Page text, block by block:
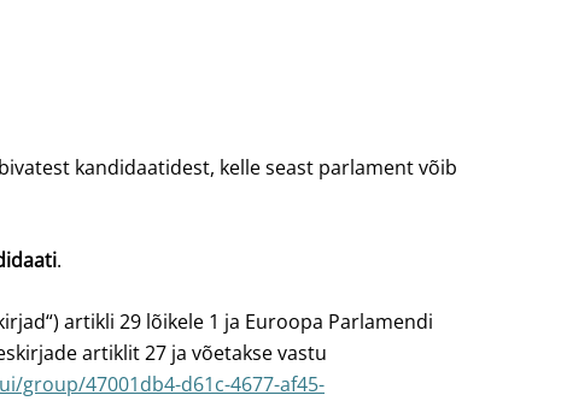
kandidaatidest, kelle seast parlament võib
.
artikli 29 lõikele 1 ja Euroopa Parlamendi
artiklit 27 ja võetakse vastu
group/47001db4-d61c-4677-af45-